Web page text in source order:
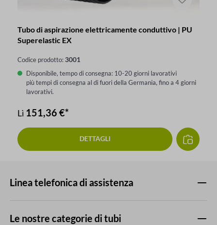
Tubo di aspirazione elettricamente conduttivo | PU
Superelastic EX
Codice prodotto:3001
Disponibile, tempo di consegna: 10-20 giorni lavorativi
più tempi di consegna al di fuori della Germania, fino a 4 giorni
lavorativi.
Lì 151,36 €*
DETTAGLI
Linea telefonica di assistenza
Le nostre categorie di tubi